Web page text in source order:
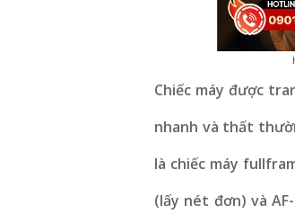
Chiếc máy được
nhanh và thất
là chiếc máy
(lấy nét đơn) và